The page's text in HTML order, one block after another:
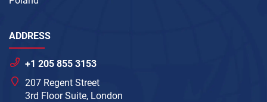
ADDRESS
+1 205 855 3153
207 Regent Street
3rd Floor Suite, London